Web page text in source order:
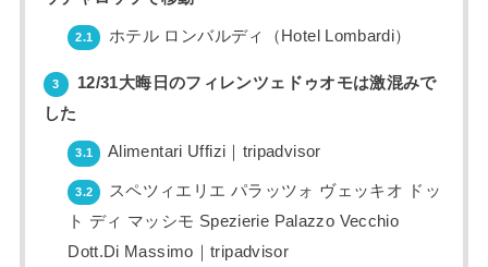
2.1 ホテル ロンバルディ（Hotel Lombardi）
3
12/31大晦日のフィレンツェドゥオモは激混みで
した
3.1 Alimentari Uffizi｜tripadvisor
3.2
スペツィエリエ パラッツォ ヴェッキオ ドッ
ト ディ マッシモ Spezierie Palazzo Vecchio
Dott.Di Massimo｜tripadvisor